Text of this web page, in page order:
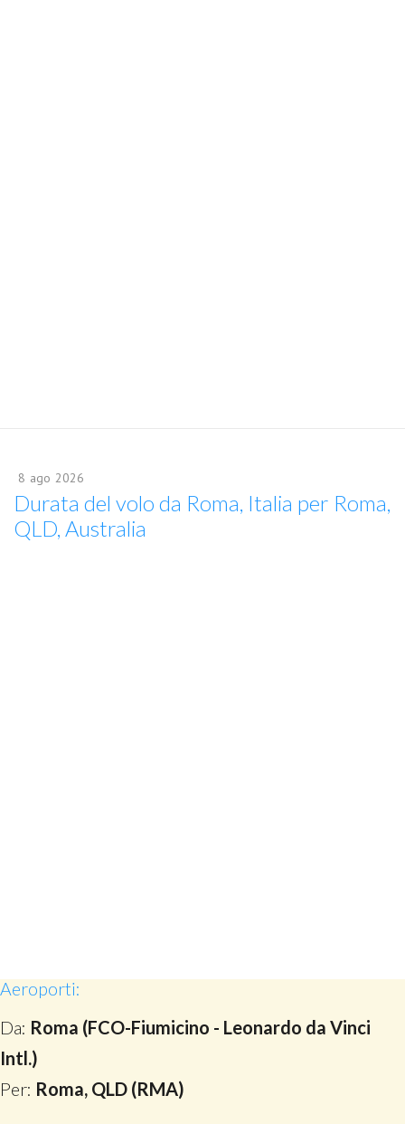
8 ago 2026
Durata del volo da Roma, Italia per Roma,
QLD, Australia
Aeroporti:
Da: Roma (FCO-Fiumicino - Leonardo da Vinci
Intl.)
Per: Roma, QLD (RMA)